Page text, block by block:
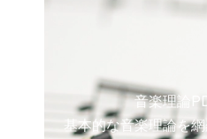
音楽理論
基本的な音楽理論を